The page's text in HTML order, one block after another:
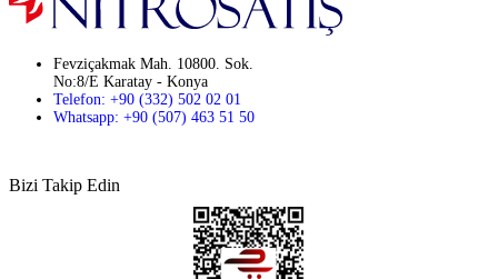
Fevziçakmak Mah. 10800. Sok.
No:8/E Karatay - Konya
Telefon: +90 (332) 502 02 01
Whatsapp: +90 (507) 463 51 50
Bizi Takip Edin